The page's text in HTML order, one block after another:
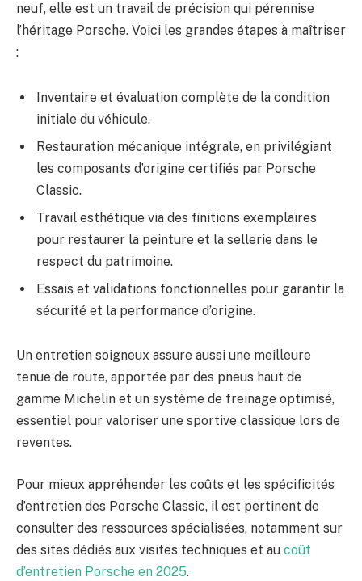
neuf, elle est un travail de précision qui pérennise
l’héritage Porsche. Voici les grandes étapes à maîtriser
:
Inventaire et évaluation complète de la condition
initiale du véhicule.
Restauration mécanique intégrale, en privilégiant
les composants d’origine certifiés par Porsche
Classic.
Travail esthétique via des finitions exemplaires
pour restaurer la peinture et la sellerie dans le
respect du patrimoine.
Essais et validations fonctionnelles pour garantir la
sécurité et la performance d’origine.
Un entretien soigneux assure aussi une meilleure
tenue de route, apportée par des pneus haut de
gamme Michelin et un système de freinage optimisé,
essentiel pour valoriser une sportive classique lors de
reventes.
Pour mieux appréhender les coûts et les spécificités
d’entretien des Porsche Classic, il est pertinent de
consulter des ressources spécialisées, notamment sur
des sites dédiés aux visites techniques et au coût
d’entretien Porsche en 2025.